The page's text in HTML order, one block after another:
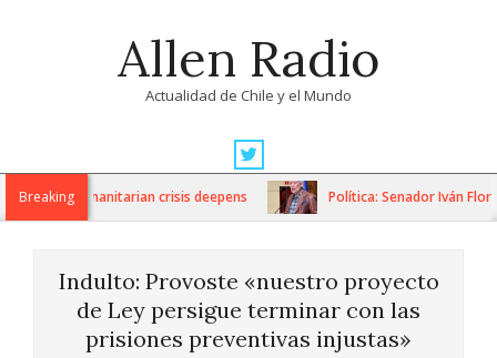
Allen Radio
Actualidad de Chile y el Mundo
Navigation
MenuBreaking
as humanitarian crisis deepens Política: Senador Iván Flores
Indulto: Provoste «nuestro proyecto
de Ley persigue terminar con las
prisiones preventivas injustas»